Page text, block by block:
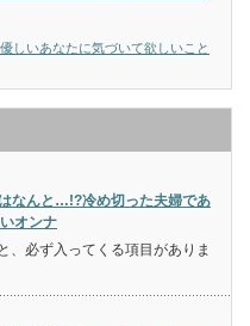
しいあなたに気づいて欲しいこと
なんと…!?冷め切った夫婦であ
オンナ
、必ず入ってくる項目がありま